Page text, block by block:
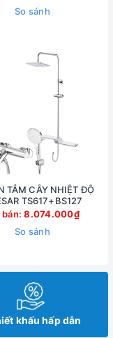
So sánh
TẮM CÂY NHIỆT ĐỘ
TS617+BS127
bán:8.074.000₫
So sánh
khấu hấp dẫn